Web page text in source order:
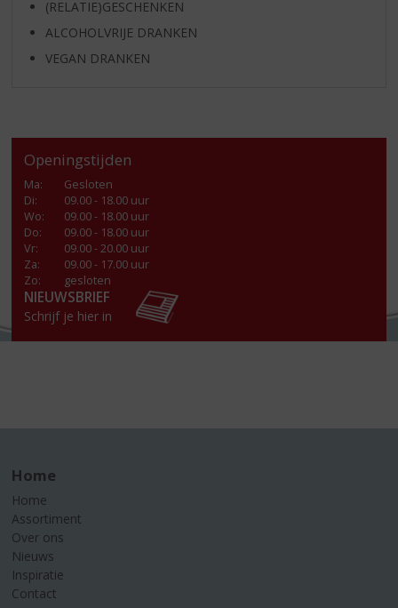
(RELATIE)GESCHENKEN
ALCOHOLVRIJE DRANKEN
VEGAN DRANKEN
Openingstijden
Ma:
Gesloten
Di:
09.00 - 18.00 uur
Wo:
09.00 - 18.00 uur
Do:
09.00 - 18.00 uur
Vr:
09.00 - 20.00 uur
Za:
09.00 - 17.00 uur
Zo:
gesloten
NIEUWSBRIEF
Schrijf je hier in
Home
Home
Assortiment
Over ons
Nieuws
Inspiratie
Contact